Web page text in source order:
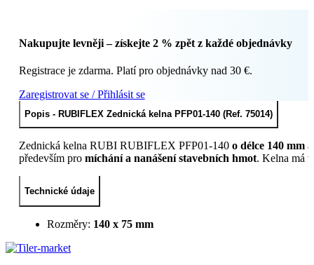
množství
Nakupujte levněji – získejte 2 % zpět z každé objednávky
Registrace je zdarma. Platí pro objednávky nad 30 €.
Zaregistrovat se / Přihlásit se
Popis - RUBIFLEX Zednická kelna PFP01-140 (Ref. 75014)
Zednická kelna RUBI RUBIFLEX PFP01-140 o délce 140 mm
především pro míchání a nanášení stavebních hmot. Kelna má
Technické údaje
Rozměry: 140 x 75 mm